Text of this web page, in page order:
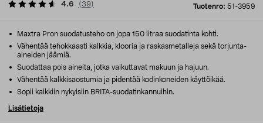
Tuotenro: 51-3959
4.6 (39)
Maxtra Pron suodatusteho on jopa 150 litraa suodatinta kohti.
Vähentää tehokkaasti kalkkia, klooria ja raskasmetalleja sekä torjunta-
aineiden jäämiä.
Suodattaa pois aineita, jotka vaikuttavat makuun ja hajuun.
Vähentää kalkkisaostumia ja pidentää kodinkoneiden käyttöikää.
Sopii kaikkiin nykyisiin BRITA-suodatinkannuihin.
Lisätietoja